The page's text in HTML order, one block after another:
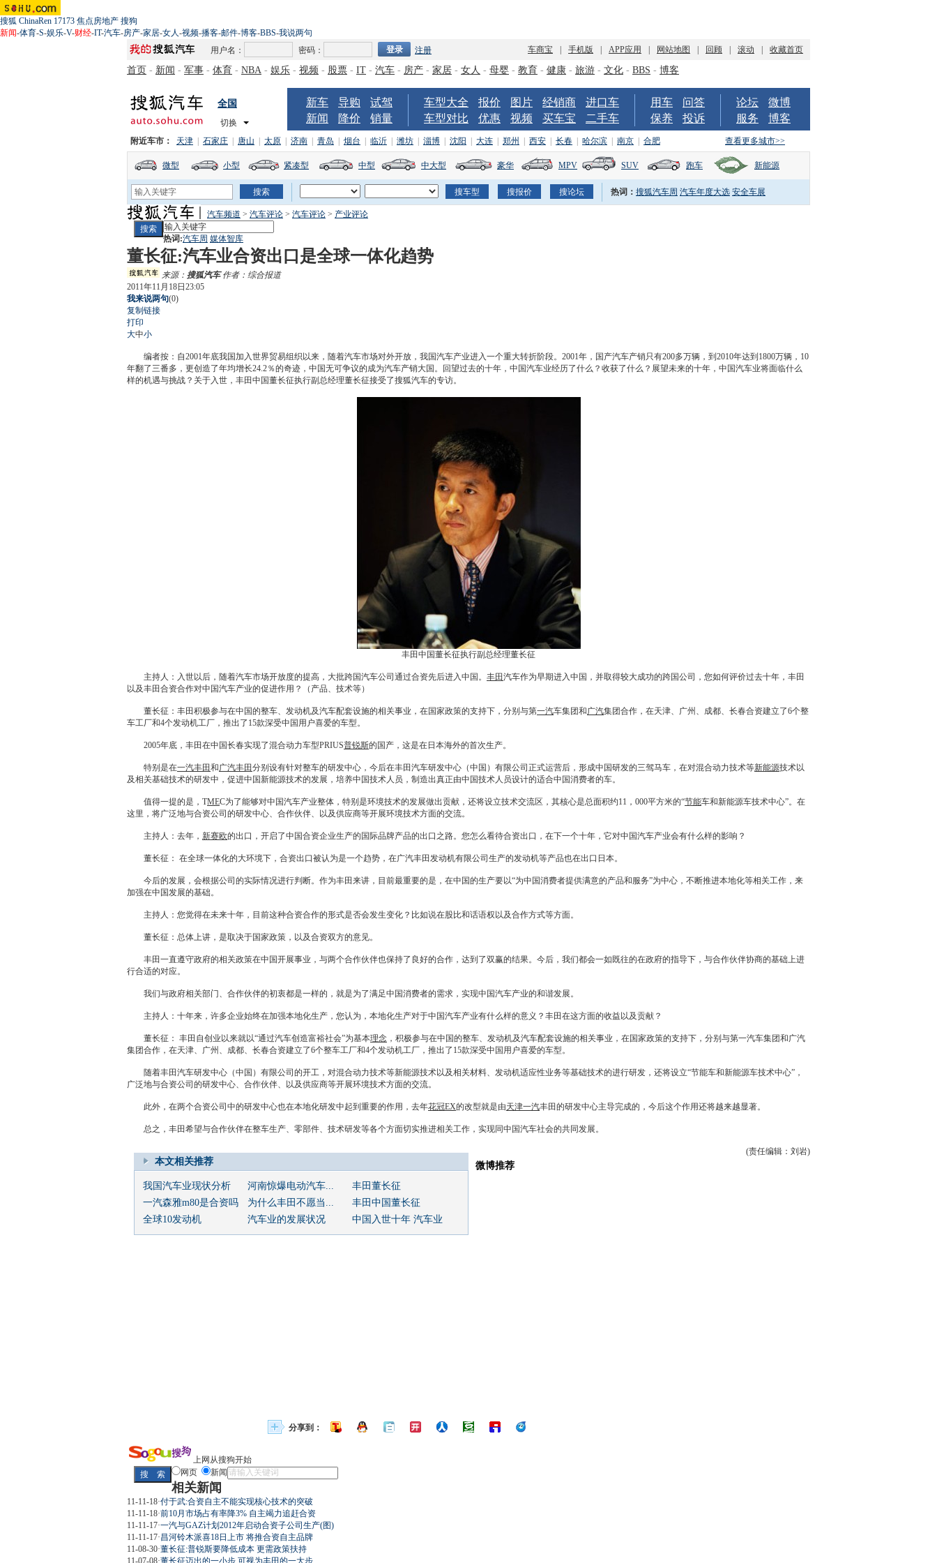
搜狐 ChinaRen 17173 焦点房地产 搜狗
新闻-体育-S-娱乐-V-财经-IT-汽车-房产-家居-女人-视频-播客-邮件-博客-BBS-我说两句
用户名：
密码： 注册 车商宝 手机版 APP应用 网站地图 回顾 滚动 收藏首页
首页 - 新闻 - 军事 - 体育 - NBA - 娱乐 - 视频 - 股票 - IT - 汽车 - 房产 - 家居 - 女人 - 母婴 - 教育 - 健康 - 旅游 - 文化 - BBS - 博客
全国
切换
新车 导购
试驾
新闻
降价 销量
车型大全 报价 图片 经销商
进口车
车型对比
优惠 视频 买车宝 二手车
用车
问答
保养
投诉
论坛
微博
服务
博客
查看更多城市>>
附近车市： 天津 石家庄 唐山 太原 济南 青岛 烟台 临沂 潍坊 淄博 沈阳 大连 郑州 西安 长春 哈尔滨 南京 合肥
微型 小型 紧凑型 中型 中大型 豪华 MPV SUV 跑车 新能源
热词： 搜狐汽车周 汽车年度大选 安全车展
汽车频道 > 汽车评论 > 汽车评论 > 产业评论
热词:汽车周 媒体智库
董长征:汽车业合资出口是全球一体化趋势
来源： 搜狐汽车作者：综合报道
2011年11月18日23:05
我来说两句(0)
复制链接
打印
大中小
编者按：自2001年底我国加入世界贸易组织以来，随着汽车市场对外开放，我国汽车产业进入一个重大转折阶段。2001年，国产汽车产销只有200多万辆，到2010年达到1800万辆，10
年翻了三番多，更创造了年均增长24.2％的奇迹，中国无可争议的成为汽车产销大国。回望过去的十年，中国汽车业经历了什么？收获了什么？展望未来的十年，中国汽车业将面临什么
样的机遇与挑战？关于入世，丰田中国董长征执行副总经理董长征接受了搜狐汽车的专访。
丰田中国董长征执行副总经理董长征
主持人：入世以后，随着汽车市场开放度的提高，大批跨国汽车公司通过合资先后进入中国。 丰田汽车作为早期进入中国，并取得较大成功的跨国公司，您如何评价过去十年， 丰田
以及丰田合资合作对中国汽车产业的促进作用？（产品、技术等）
董长征： 丰田积极参与在中国的整车、发动机及汽车配套设施的相关事业，在国家政策的支持下，分别与第一汽车集团和广汽集团合作，在天津、广州、成都、长春合资建立了6个整
车工厂和4个发动机工厂，推出了15款深受中国用户喜爱的车型。
2005年底， 丰田在中国长春实现了混合动力车型PRIUS普锐斯的国产，这是在日本海外的首次生产。
特别是在一汽丰田和广汽丰田分别设有针对整车的研发中心，今后在丰田汽车研发中心（中国）有限公司正式运营后，形成中国研发的三驾马车，在对混合动力技术等新能源技术以
及相关基础技术的研发中，促进中国新能源技术的发展，培养中国技术人员，制造出真正由中国技术人员设计的适合中国消费者的车。
值得一提的是，TMEC为了能够对中国汽车产业整体，特别是环境技术的发展做出贡献，还将设立技术交流区，其核心是总面积约11，000平方米的“节能车和新能源车技术中心”。在
这里，将广泛地与合资公司的研发中心、合作伙伴、以及供应商等开展环境技术方面的交流。
主持人：去年， 新赛欧的出口，开启了中国合资企业生产的国际品牌产品的出口之路。您怎么看待合资出口，在下一个十年，它对中国汽车产业会有什么样的影响？
董长征： 在全球一体化的大环境下，合资出口被认为是一个趋势，在广汽丰田发动机有限公司生产的发动机等产品也在出口日本。
今后的发展，会根据公司的实际情况进行判断。作为丰田来讲，目前最重要的是，在中国的生产要以“为中国消费者提供满意的产品和服务”为中心，不断推进本地化等相关工作，来
加强在中国发展的基础。
主持人：您觉得在未来十年，目前这种合资合作的形式是否会发生变化？比如说在股比和话语权以及合作方式等方面。
董长征：总体上讲，是取决于国家政策，以及合资双方的意见。
丰田一直遵守政府的相关政策在中国开展事业，与两个合作伙伴也保持了良好的合作，达到了双赢的结果。今后，我们都会一如既往的在政府的指导下，与合作伙伴协商的基础上进
行合适的对应。
我们与政府相关部门、合作伙伴的初衷都是一样的，就是为了满足中国消费者的需求，实现中国汽车产业的和谐发展。
主持人：十年来，许多企业始终在加强本地化生产，您认为，本地化生产对于中国汽车产业有什么样的意义？ 丰田在这方面的收益以及贡献？
董长征： 丰田 自创业以来就以“通过汽车创造富裕社会”为基本理念 ，积极参与在中国的整车、发动机及汽车配套设施的相关事业，在国家政策的支持下，分别与第一汽车集团和广汽
集团合作，在天津、广州、成都、长春合资建立了6个整车工厂和4个发动机工厂，推出了15款深受中国用户喜爱的车型。
随着丰田汽车研发中心（中国）有限公司的开工，对混合动力技术等新能源技术以及相关材料、发动机适应性业务等基础技术的进行研发，还将设立“节能车和新能源车技术中心”，
广泛地与合资公司的研发中心、合作伙伴、以及供应商等开展环境技术方面的交流。
此外，在两个合资公司中的研发中心也在本地化研发中起到重要的作用，去年花冠EX的改型就是由天津一汽丰田的研发中心主导完成的，今后这个作用还将越来越显著。
总之， 丰田希望与合作伙伴在整车生产、零部件、技术研发等各个方面切实推进相关工作，实现同中国汽车社会的共同发展。
本文相关推荐
我国汽车业现状分析 河南惊爆电动汽车...
丰田董长征
一汽森雅m80是合资吗
为什么丰田不愿当...
丰田中国董长征
全球10发动机
汽车业的发展状况 中国入世十年 汽车业
(责任编辑：刘岩)
微博推荐
分享到：
上网从搜狗开始
网页
新闻
相关新闻
11-11-18·付于武:合资自主不能实现核心技术的突破
11-11-18·前10月市场占有率降3% 自主竭力追赶合资
11-11-17·一汽与GAZ计划2012年启动合资子公司生产(图)
11-11-17·昌河铃木派喜18日上市 将推合资自主品牌
11-08-30·董长征:普锐斯要降低成本 更需政策扶持
11-07-08·董长征迈出的一小步 可视为丰田的一大步